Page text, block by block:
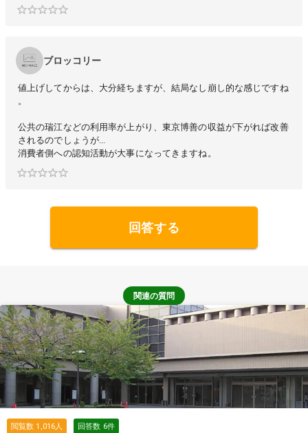
ブロッコリー
値上げしてからは、大分経ちますが、結局なし崩し的な感じですね
。
公共の瑞江などの利用率が上がり、東京博善の収益が下がれば改善
されるのでしょうが...
消費者側への認知活動が大事になってきますね。
回答する
関連の質問
閲覧数 1,016人 回答数 6件